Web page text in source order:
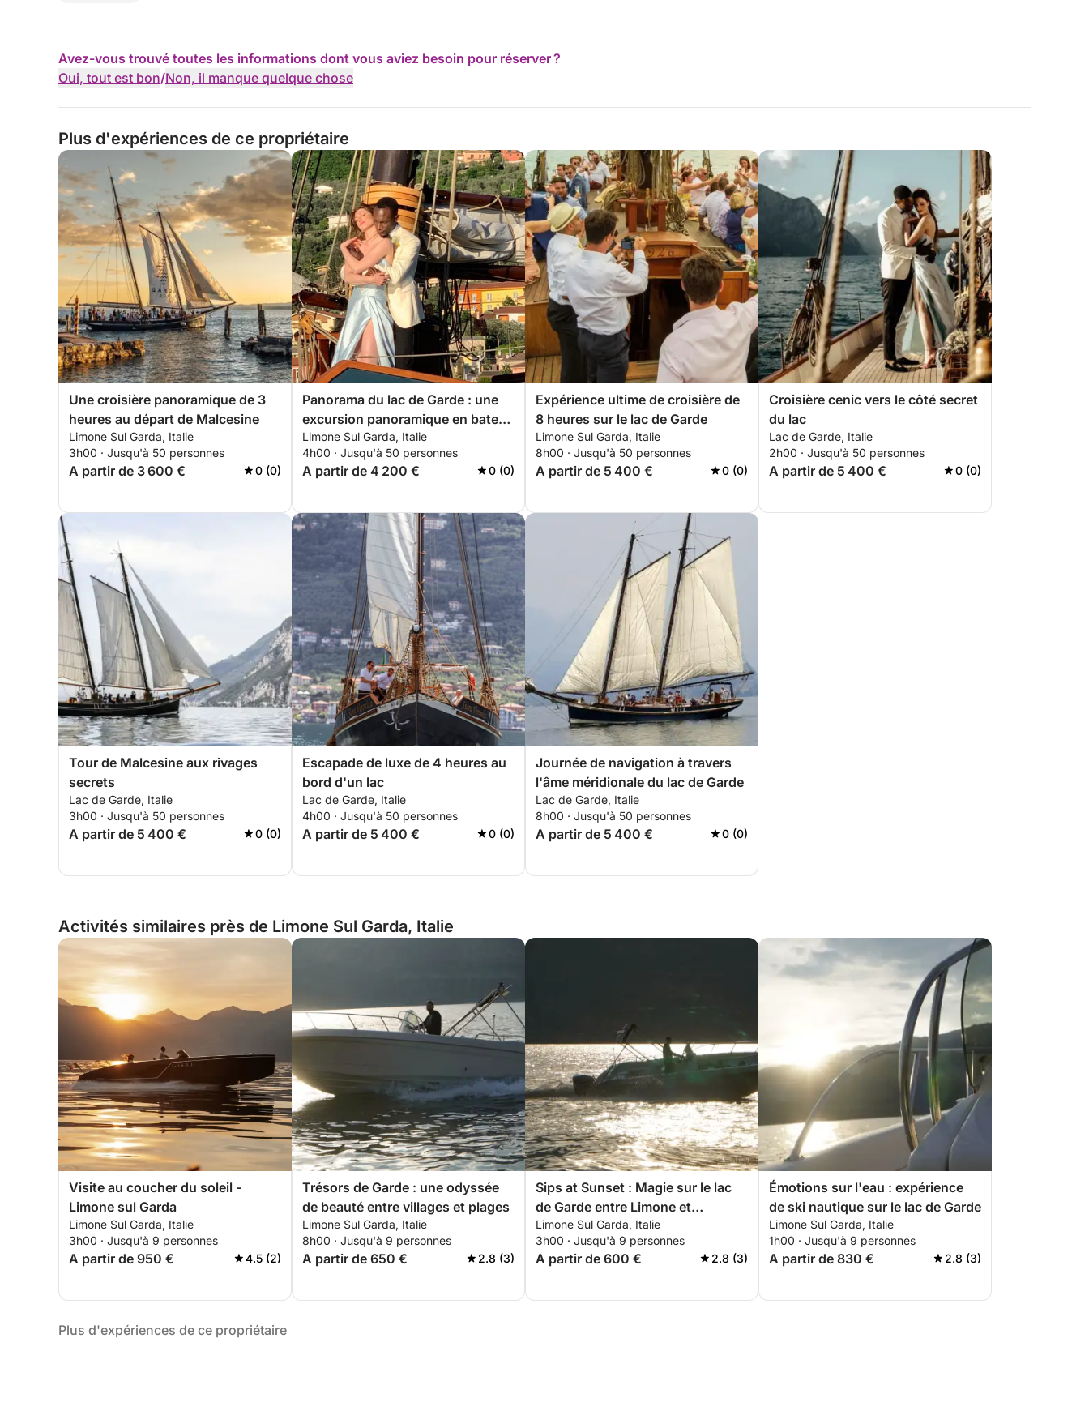
Avez-vous trouvé toutes les informations dont vous aviez besoin pour réserver ?
Oui, tout est bon/Non, il manque quelque chose
Plus d'expériences de ce propriétaire
Une croisière panoramique de 3
heures au départ de Malcesine
Limone Sul Garda, Italie
3h00 · Jusqu'à 50 personnes
A partir de 3 600 € 0 (0)
Panorama du lac de Garde : une
excursion panoramique en bateau
de 4 heures
Limone Sul Garda, Italie
4h00 · Jusqu'à 50 personnes
A partir de 4 200 € 0 (0)
Expérience ultime de croisière de
8 heures sur le lac de Garde
Limone Sul Garda, Italie
8h00 · Jusqu'à 50 personnes
A partir de 5 400 € 0 (0)
Croisière cenic vers le côté secret
du lac
Lac de Garde, Italie
2h00 · Jusqu'à 50 personnes
A partir de 5 400 € 0 (0)
Tour de Malcesine aux rivages
secrets
Lac de Garde, Italie
3h00 · Jusqu'à 50 personnes
A partir de 5 400 € 0 (0)
Escapade de luxe de 4 heures au
bord d'un lac
Lac de Garde, Italie
4h00 · Jusqu'à 50 personnes
A partir de 5 400 € 0 (0)
Journée de navigation à travers
l'âme méridionale du lac de Garde
Lac de Garde, Italie
8h00 · Jusqu'à 50 personnes
A partir de 5 400 € 0 (0)
Activités similaires près de Limone Sul Garda, Italie
Visite au coucher du soleil -
Limone sul Garda
Limone Sul Garda, Italie
3h00 · Jusqu'à 9 personnes
A partir de 950 € 4.5 (2)
Trésors de Garde : une odyssée
de beauté entre villages et plages
Limone Sul Garda, Italie
8h00 · Jusqu'à 9 personnes
A partir de 650 € 2.8 (3)
Sips at Sunset : Magie sur le lac
de Garde entre Limone et
Malcesine
Limone Sul Garda, Italie
3h00 · Jusqu'à 9 personnes
A partir de 600 € 2.8 (3)
Émotions sur l'eau : expérience
de ski nautique sur le lac de Garde
Limone Sul Garda, Italie
1h00 · Jusqu'à 9 personnes
A partir de 830 € 2.8 (3)
Plus d'expériences de ce propriétaire